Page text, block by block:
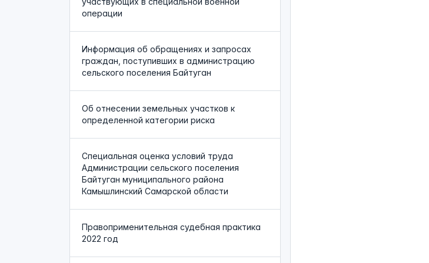
операции
Информация об обращениях и запросах
граждан, поступивших в администрацию
сельского поселения Байтуган
Об отнесении земельных участков к
определенной категории риска
Специальная оценка условий труда
Администрации сельского поселения
Байтуган муниципального района
Камышлинский Самарской области
Правоприменительная судебная практика
2022 год